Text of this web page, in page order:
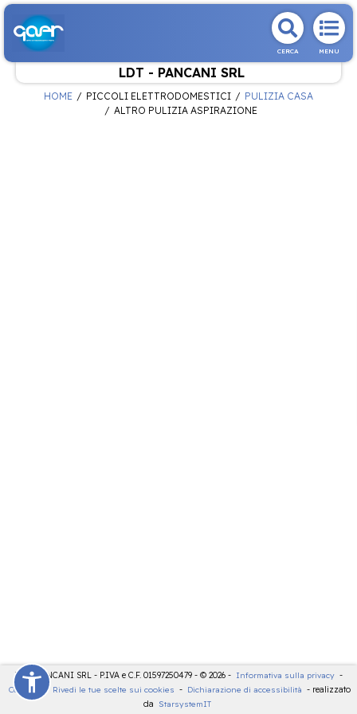
CERCA MENU
LDT - PANCANI SRL
HOME PICCOLI ELETTRODOMESTICI
PULIZIA CASA
ALTRO PULIZIA ASPIRAZIONE
LDT - PANCANI SRL - P.IVA e C.F. 01597250479 - © 2026 - Informativa sulla privacy -
Cookies
- Rivedi le tue scelte sui cookies - Dichiarazione di accessibilità - realizzato
da
StarsystemIT